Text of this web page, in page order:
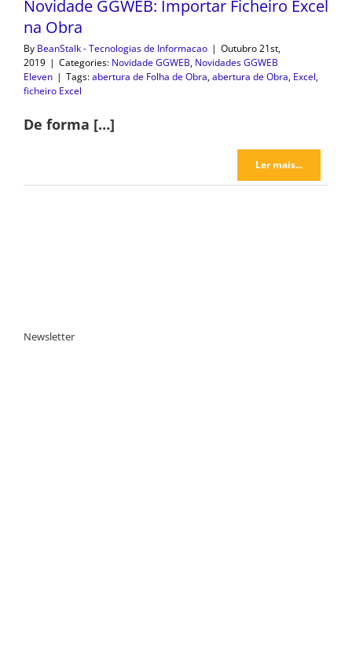
Novidade GGWEB: Importar Ficheiro Excel
na Obra
By BeanStalk - Tecnologias de Informacao | Outubro 21st,
2019 | Categories: Novidade GGWEB, Novidades GGWEB
Eleven | Tags:abertura de Folha de Obra,abertura de Obra, Excel,
ficheiro Excel
De forma […]
Ler mais...
Newsletter